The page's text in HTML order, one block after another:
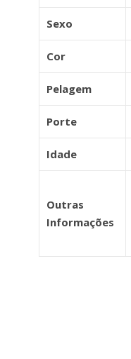
Sexo
Cor
Pelagem
Porte
Idade
Outras
Informações